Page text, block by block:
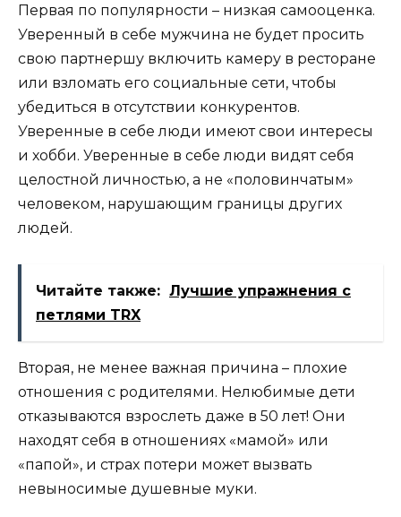
Первая по популярности – низкая самооценка.
Уверенный в себе мужчина не будет просить
свою партнершу включить камеру в ресторане
или взломать его социальные сети, чтобы
убедиться в отсутствии конкурентов.
Уверенные в себе люди имеют свои интересы
и хобби. Уверенные в себе люди видят себя
целостной личностью, а не «половинчатым»
человеком, нарушающим границы других
людей.
Читайте также: Лучшие упражнения с
петлями TRX
Вторая, не менее важная причина – плохие
отношения с родителями. Нелюбимые дети
отказываются взрослеть даже в 50 лет! Они
находят себя в отношениях «мамой» или
«папой», и страх потери может вызвать
невыносимые душевные муки.